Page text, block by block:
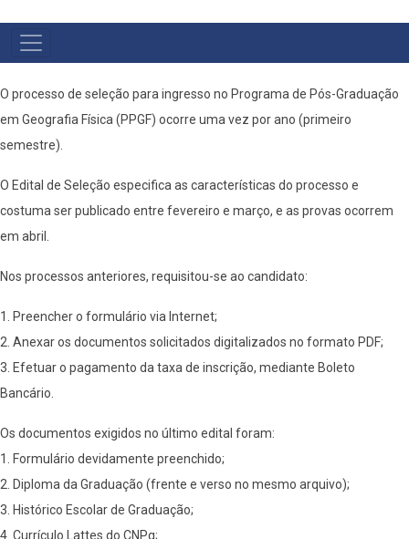
NAVEGAÇÃO
PRINCIPAL
O processo de seleção para ingresso no Programa de Pós-Graduação
em Geografia Física (PPGF) ocorre uma vez por ano (primeiro
semestre).
O Edital de Seleção especifica as características do processo e
costuma ser publicado entre fevereiro e março, e as provas ocorrem
em abril.
Nos processos anteriores, requisitou-se ao candidato:
1. Preencher o formulário via Internet;
2. Anexar os documentos solicitados digitalizados no formato PDF;
3. Efetuar o pagamento da taxa de inscrição, mediante Boleto
Bancário.
Os documentos exigidos no último edital foram:
1. Formulário devidamente preenchido;
2. Diploma da Graduação (frente e verso no mesmo arquivo);
3. Histórico Escolar de Graduação;
4. Currículo Lattes do CNPq;